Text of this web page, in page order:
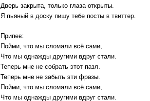
Дверь закрыта, только глаза открыты.
Я пьяный в доску пишу тебе посты в твиттер.
Припев:
Пойми, что мы сломали всё сами,
Что мы однажды другими вдруг стали.
Теперь мне не собрать этот пазл.
Теперь мне не забыть эти фразы.
Пойми, что мы сломали всё сами,
Что мы однажды другими вдруг стали.